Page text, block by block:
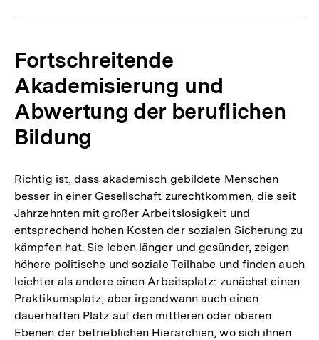
Fortschreitende
Akademisierung und
Abwertung der beruflichen
Bildung
Richtig ist, dass akademisch gebildete Menschen
besser in einer Gesellschaft zurechtkommen, die seit
Jahrzehnten mit großer Arbeitslosigkeit und
entsprechend hohen Kosten der sozialen Sicherung zu
kämpfen hat. Sie leben länger und gesünder, zeigen
höhere politische und soziale Teilhabe und finden auch
leichter als andere einen Arbeitsplatz: zunächst einen
Praktikumsplatz, aber irgendwann auch einen
dauerhaften Platz auf den mittleren oder oberen
Ebenen der betrieblichen Hierarchien, wo sich ihnen